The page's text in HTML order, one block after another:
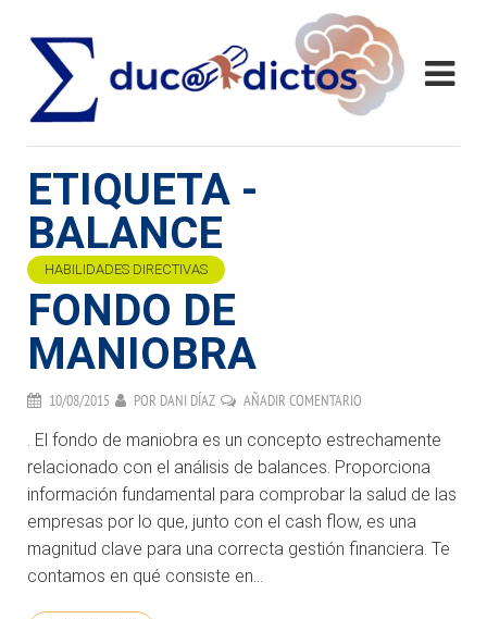
ETIQUETA -
BALANCE
HABILIDADES DIRECTIVAS
FONDO DE
MANIOBRA
10/08/2015 POR DANI DÍAZ AÑADIR COMENTARIO
. El fondo de maniobra es un concepto estrechamente
relacionado con el análisis de balances. Proporciona
información fundamental para comprobar la salud de las
empresas por lo que, junto con el cash flow, es una
magnitud clave para una correcta gestión financiera. Te
contamos en qué consiste en...